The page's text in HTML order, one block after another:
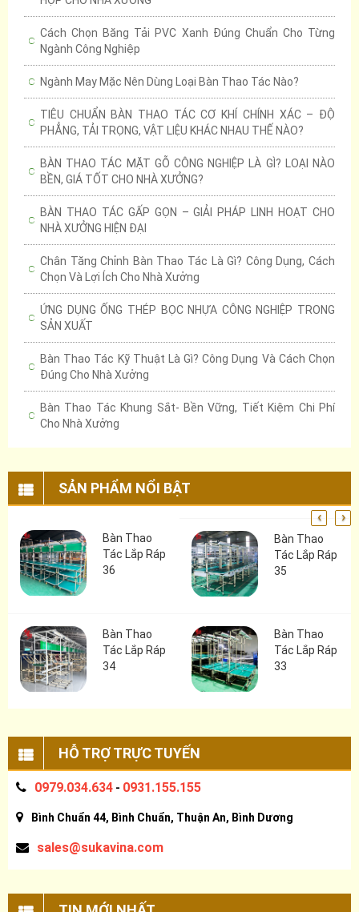
Cách Chọn Băng Tải PVC Xanh Đúng Chuẩn Cho Từng
Ngành Công Nghiệp
Ngành May Mặc Nên Dùng Loại Bàn Thao Tác Nào?
TIÊU CHUẨN BÀN THAO TÁC CƠ KHÍ CHÍNH XÁC – ĐỘ
PHẲNG, TẢI TRỌNG, VẬT LIỆU KHÁC NHAU THẾ NÀO?
BÀN THAO TÁC MẶT GỖ CÔNG NGHIỆP LÀ GÌ? LOẠI NÀO
BỀN, GIÁ TỐT CHO NHÀ XƯỞNG?
BÀN THAO TÁC GẤP GỌN – GIẢI PHÁP LINH HOẠT CHO
NHÀ XƯỞNG HIỆN ĐẠI
Chân Tăng Chỉnh Bàn Thao Tác Là Gì? Công Dụng, Cách
Chọn Và Lợi Ích Cho Nhà Xưởng
ỨNG DỤNG ỐNG THÉP BỌC NHỰA CÔNG NGHIỆP TRONG
SẢN XUẤT
Bàn Thao Tác Kỹ Thuật Là Gì? Công Dụng Và Cách Chọn
Đúng Cho Nhà Xưởng
Bàn Thao Tác Khung Sắt- Bền Vững, Tiết Kiệm Chi Phí
Cho Nhà Xưởng
SẢN PHẨM NỔI BẬT
‹
›
Bàn Thao
Tác Lắp Ráp
36
Bàn Thao
Tác Lắp Ráp
35
Bàn Thao
Tác Lắp Ráp
34
Bàn Thao
Tác Lắp Ráp
33
HỖ TRỢ TRỰC TUYẾN
0979.034.634 - 0931.155.155
Bình Chuẩn 44, Bình Chuẩn, Thuận An, Bình Dương
sales@sukavina.com